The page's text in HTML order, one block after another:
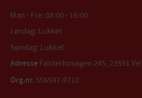
Man - Fre: 08:00 - 16:00
Lørdag: Lukket
Søndag: Lukket
Adresse Falsterbovägen 245, 23591
Org.nr. 556597-9712